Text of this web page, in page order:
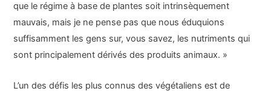
que le régime à base de plantes soit intrinsèquement
mauvais, mais je ne pense pas que nous éduquions
suffisamment les gens sur, vous savez, les nutriments qui
sont principalement dérivés des produits animaux. »
L’un des défis les plus connus des végétaliens est de